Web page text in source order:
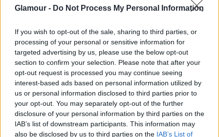
Glamour - Do Not Process My Personal Information
If you wish to opt-out of the sale, sharing to third parties, or
processing of your personal or sensitive information for
targeted advertising by us, please use the below opt-out
section to confirm your selection. Please note that after your
opt-out request is processed you may continue seeing
interest-based ads based on personal information utilized by
us or personal information disclosed to third parties prior to
your opt-out. You may separately opt-out of the further
disclosure of your personal information by third parties on the
IAB’s list of downstream participants. This information may
also be disclosed by us to third parties on the IAB’s List of
DIVAT